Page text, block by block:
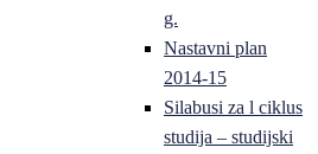
g.
Nastavni plan
2014-15
Silabusi za l ciklus
studija – studijski